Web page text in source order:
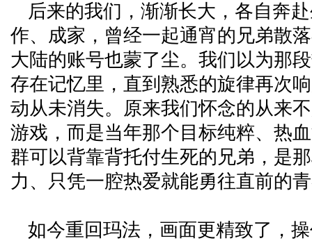
后来的我们，渐渐长大，各自奔
作、成家，曾经一起通宵的兄弟散
大陆的账号也蒙了尘。我们以为那
存在记忆里，直到熟悉的旋律再次
动从未消失。原来我们怀念的从来
游戏，而是当年那个目标纯粹、热
群可以背靠背托付生死的兄弟，是
力、只凭一腔热爱就能勇往直前的
如今重回玛法，画面更精致了，